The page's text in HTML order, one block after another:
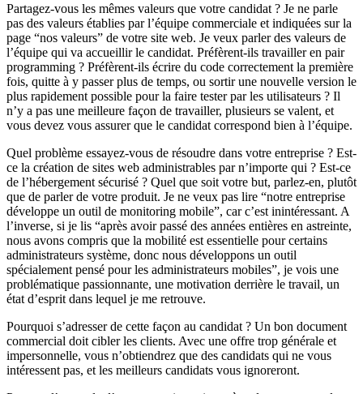
Partagez-vous les mêmes valeurs que votre candidat ? Je ne parle
pas des valeurs établies par l’équipe commerciale et indiquées sur la
page “nos valeurs” de votre site web. Je veux parler des valeurs de
l’équipe qui va accueillir le candidat. Préfèrent-ils travailler en pair
programming ? Préfèrent-ils écrire du code correctement la première
fois, quitte à y passer plus de temps, ou sortir une nouvelle version le
plus rapidement possible pour la faire tester par les utilisateurs ? Il
n’y a pas une meilleure façon de travailler, plusieurs se valent, et
vous devez vous assurer que le candidat correspond bien à l’équipe.
Quel problème essayez-vous de résoudre dans votre entreprise ? Est-
ce la création de sites web administrables par n’importe qui ? Est-ce
de l’hébergement sécurisé ? Quel que soit votre but, parlez-en, plutôt
que de parler de votre produit. Je ne veux pas lire “notre entreprise
développe un outil de monitoring mobile”, car c’est inintéressant. A
l’inverse, si je lis “après avoir passé des années entières en astreinte,
nous avons compris que la mobilité est essentielle pour certains
administrateurs système, donc nous développons un outil
spécialement pensé pour les administrateurs mobiles”, je vois une
problématique passionnante, une motivation derrière le travail, un
état d’esprit dans lequel je me retrouve.
Pourquoi s’adresser de cette façon au candidat ? Un bon document
commercial doit cibler les clients. Avec une offre trop générale et
impersonnelle, vous n’obtiendrez que des candidats qui ne vous
intéressent pas, et les meilleurs candidats vous ignoreront.